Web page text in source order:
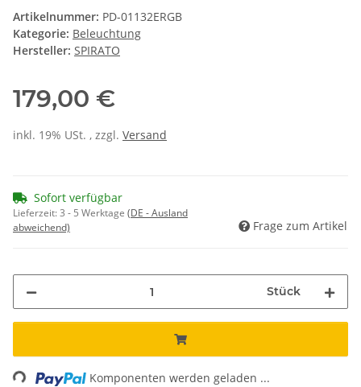
Artikelnummer: PD-01132ERGB
Kategorie: Beleuchtung
Hersteller: SPIRATO
179,00 €
inkl. 19% USt. , zzgl. Versand
Sofort verfügbar
Lieferzeit:3 - 5 Werktage (DE - Ausland
abweichend)
Frage zum Artikel
Stück
Loading... Komponenten werden geladen ...